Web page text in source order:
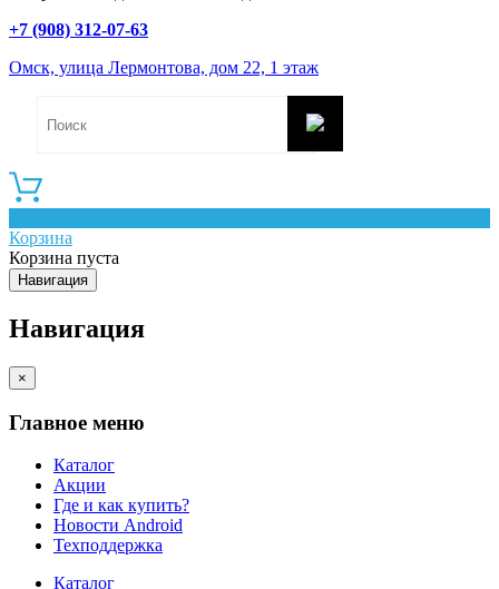
+7 (908) 312-07-63
Омск, улица Лермонтова, дом 22, 1 этаж
Корзина
Корзина пуста
Навигация
Навигация
×
Главное меню
Каталог
Акции
Где и как купить?
Новости Android
Техподдержка
Каталог